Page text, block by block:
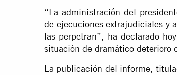
“La administración del
de ejecuciones extrajudiciales y
las perpetran”, ha declarado
situación de dramático deterioro
La publicación del informe,